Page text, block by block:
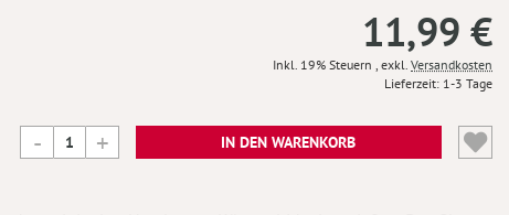
11,99 €
Inkl. 19% Steuern , exkl. Versandkosten
Lieferzeit 1-3 Tage
IN DEN WARENKORB